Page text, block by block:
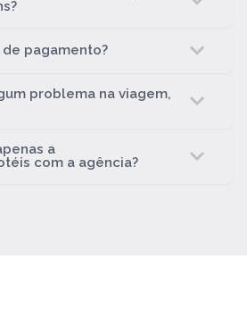
pagamento?
problema na viagem,
a
com a agência?